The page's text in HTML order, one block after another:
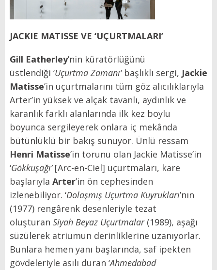
JACKIE MATISSE VE ‘UÇURTMALARI’
Gill Eatherley’nin küratörlüğünü
üstlendiği ‘Uçurtma Zamanı’başlıklı sergi, Jackie
Matisse’in uçurtmalarını tüm göz alıcılıklarıyla
Arter’in yüksek ve alçak tavanlı, aydınlık ve
karanlık farklı alanlarında ilk kez boylu
boyunca sergileyerek onlara iç mekânda
bütünlüklü bir bakış sunuyor. Ünlü ressam
Henri Matisse’in torunu olan Jackie Matisse’in
‘Gökkuşağı’[Arc-en-Ciel] uçurtmaları, kare
başlarıyla Arter’in ön cephesinden
izlenebiliyor. ‘Dolaşmış Uçurtma Kuyrukları’nın
(1977) rengârenk desenleriyle tezat
oluşturan Siyah Beyaz Uçurtmalar(1989), aşağı
süzülerek atriumun derinliklerine uzanıyorlar.
Bunlara hemen yanı başlarında, saf ipekten
gövdeleriyle asılı duran ‘Ahmedabad